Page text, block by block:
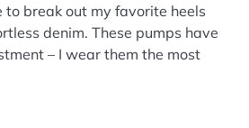
to break out my favorite heels
denim. These pumps have
– I wear them the most